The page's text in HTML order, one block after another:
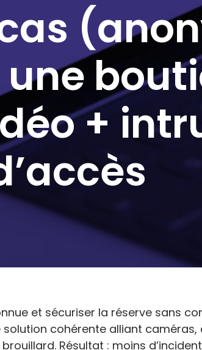
une
+
et sécuriser la réserve sans
solution cohérente alliant
Résultat : moins